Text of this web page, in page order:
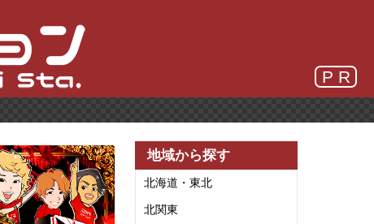
P R
地域から探す
北海道・東北
北関東